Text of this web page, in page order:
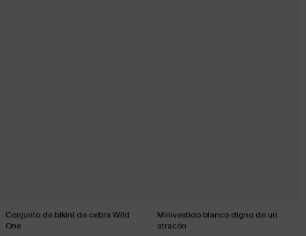
Conjunto de bikini de cebra Wild
One
Minivestido blanco digno de un
atracón